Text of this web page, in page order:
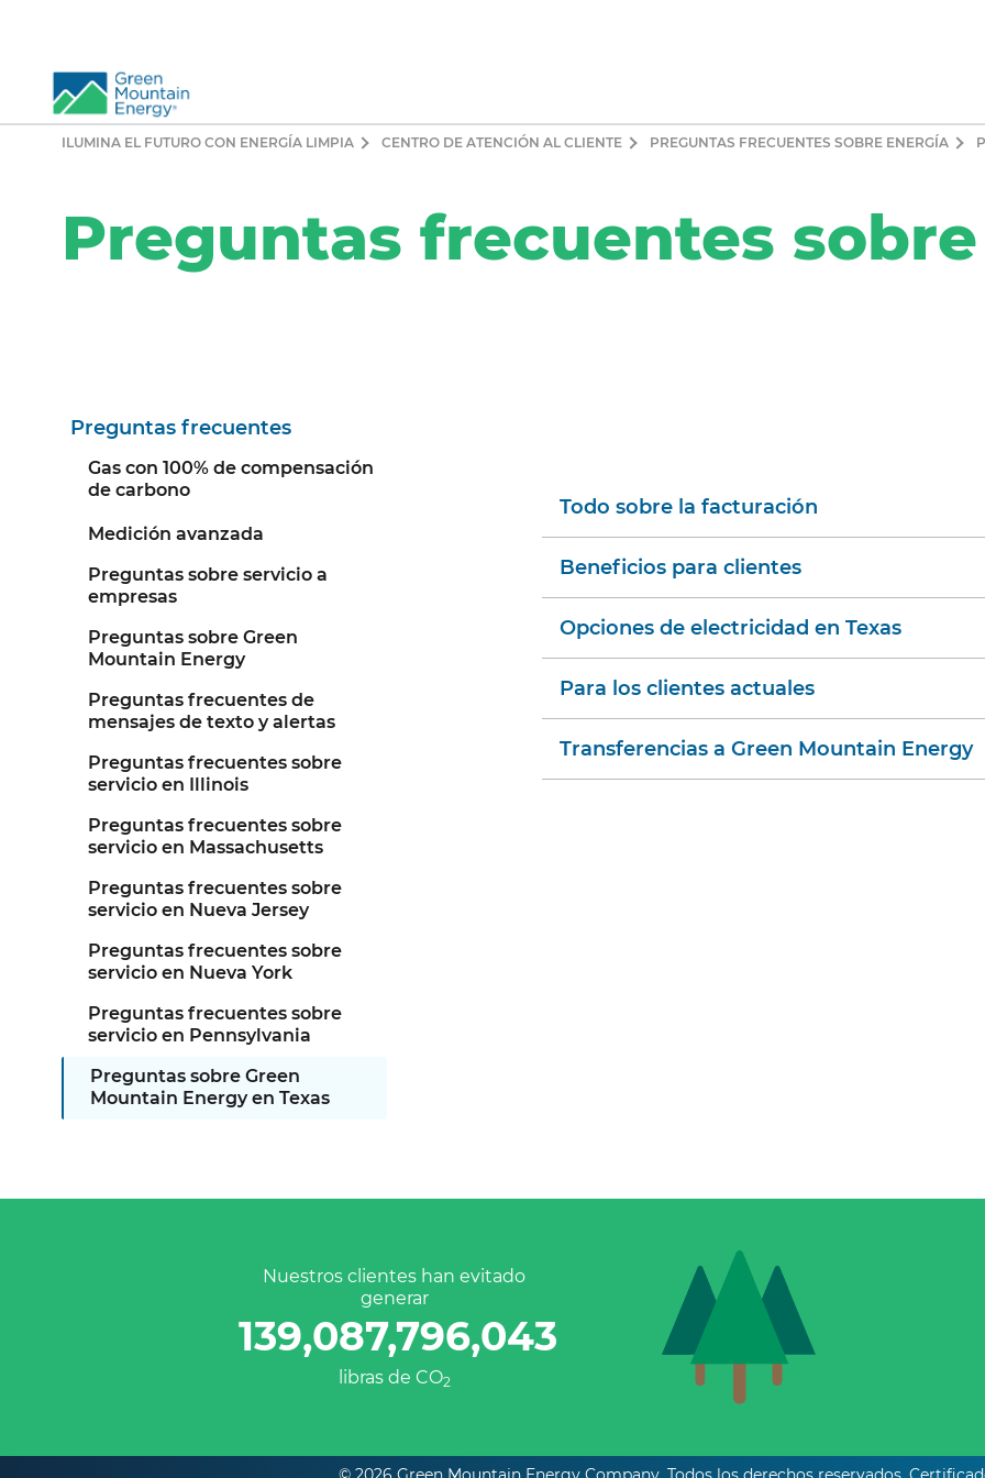
ILUMINA EL FUTURO CON ENERGÍA LIMPIA CENTRO DE ATENCIÓN AL CLIENTE PREGUNTAS FRECUENTES SOBRE ENERGÍA
Preguntas frecuentes sobre
Preguntas frecuentes
Gas con 100% de compensación
de carbono
Medición avanzada
Preguntas sobre servicio a
empresas
Preguntas sobre Green
Mountain Energy
Preguntas frecuentes de
mensajes de texto y alertas
Preguntas frecuentes sobre
servicio en Illinois
Preguntas frecuentes sobre
servicio en Massachusetts
Preguntas frecuentes sobre
servicio en Nueva Jersey
Preguntas frecuentes sobre
servicio en Nueva York
Preguntas frecuentes sobre
servicio en Pennsylvania
Preguntas sobre Green
Mountain Energy en Texas
Todo sobre la facturación
Beneficios para clientes
Opciones de electricidad en Texas
Para los clientes actuales
Transferencias a Green Mountain Energy
Nuestros clientes han evitado
generar
139,087,796,043
libras de CO2